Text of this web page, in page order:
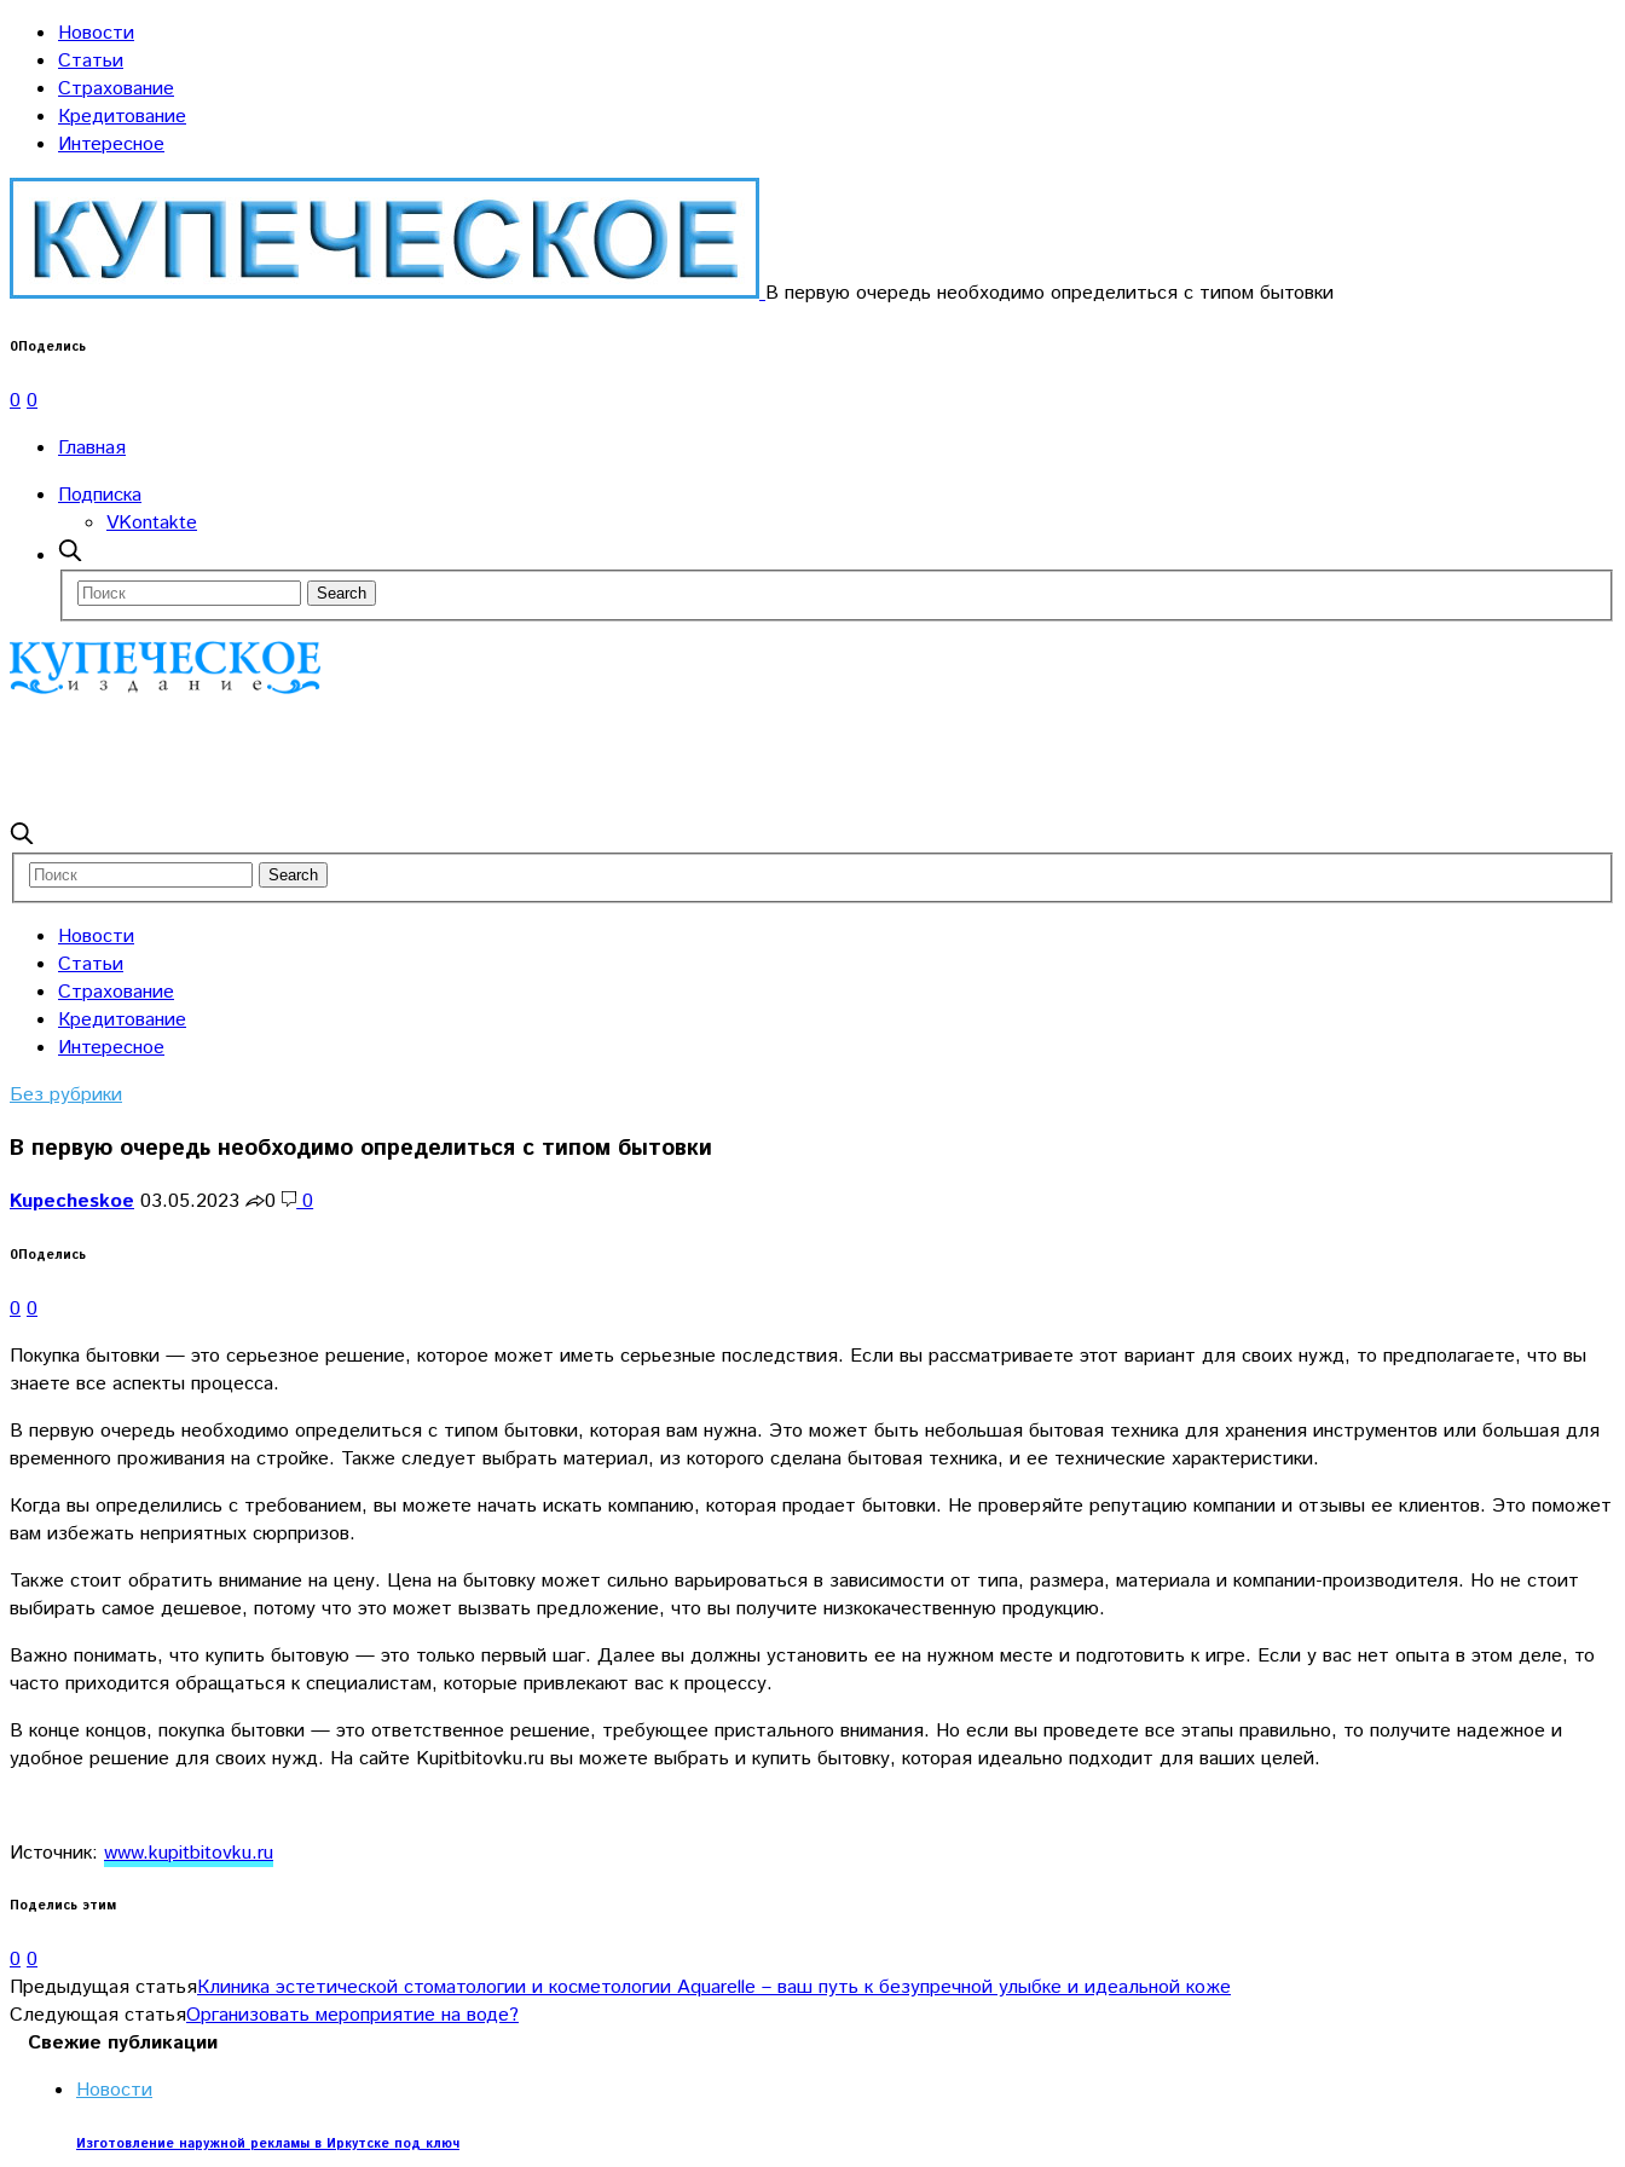
Новости
Статьи
Страхование
Кредитование
Интересное
В первую очередь необходимо определиться с типом бытовки
0Поделись
0 0
Главная
Подписка
VKontakte
Новости
Статьи
Страхование
Кредитование
Интересное
Без рубрики
В первую очередь необходимо определиться с типом бытовки
Kupecheskoe 03.05.2023 0 0
0Поделись
0 0
Покупка бытовки — это серьезное решение, которое может иметь серьезные последствия. Если вы рассматриваете этот вариант для своих нужд, то предполагаете, что вы
знаете все аспекты процесса.
В первую очередь необходимо определиться с типом бытовки, которая вам нужна. Это может быть небольшая бытовая техника для хранения инструментов или большая для
временного проживания на стройке. Также следует выбрать материал, из которого сделана бытовая техника, и ее технические характеристики.
Когда вы определились с требованием, вы можете начать искать компанию, которая продает бытовки. Не проверяйте репутацию компании и отзывы ее клиентов. Это поможет
вам избежать неприятных сюрпризов.
Также стоит обратить внимание на цену. Цена на бытовку может сильно варьироваться в зависимости от типа, размера, материала и компании-производителя. Но не стоит
выбирать самое дешевое, потому что это может вызвать предложение, что вы получите низкокачественную продукцию.
Важно понимать, что купить бытовую — это только первый шаг. Далее вы должны установить ее на нужном месте и подготовить к игре. Если у вас нет опыта в этом деле, то
часто приходится обращаться к специалистам, которые привлекают вас к процессу.
В конце концов, покупка бытовки — это ответственное решение, требующее пристального внимания. Но если вы проведете все этапы правильно, то получите надежное и
удобное решение для своих нужд. На сайте Kupitbitovku.ru вы можете выбрать и купить бытовку, которая идеально подходит для ваших целей.
Источник: www.kupitbitovku.ru
Поделись этим
0 0
Предыдущая статьяКлиника эстетической стоматологии и косметологии Aquarelle – ваш путь к безупречной улыбке и идеальной коже
Следующая статьяОрганизовать мероприятие на воде?
Свежие публикации
Новости
Изготовление наружной рекламы в Иркутске под ключ